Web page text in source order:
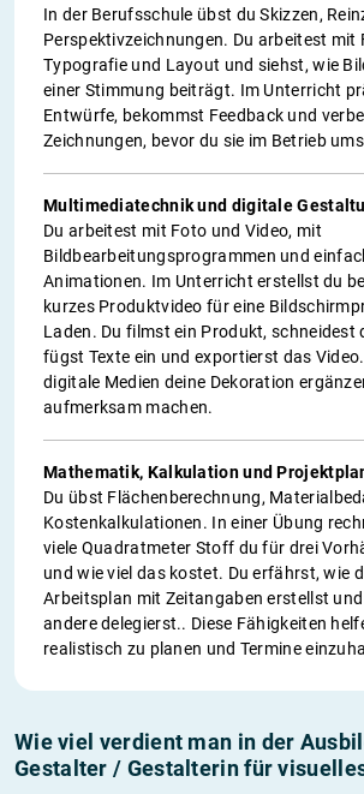
In der Berufsschule übst du Skizzen,
Perspektivzeichnungen. Du arbeitest mit
Typografie und Layout und siehst, wie
einer Stimmung beiträgt. Im Unterricht
Entwürfe, bekommst Feedback und
Zeichnungen, bevor du sie im Betrieb
Multimediatechnik und digitale
Du arbeitest mit Foto und Video, mit
Bildbearbeitungsprogrammen und
Animationen. Im Unterricht erstellst du
kurzes Produktvideo für eine
Laden. Du filmst ein Produkt, schneidest
fügst Texte ein und exportierst das
digitale Medien deine Dekoration
aufmerksam machen.
Mathematik, Kalkulation und
Du übst Flächenberechnung,
Kostenkalkulationen. In einer Übung
viele Quadratmeter Stoff du für drei
und wie viel das kostet. Du erfährst, wie
Arbeitsplan mit Zeitangaben erstellst
andere delegierst.. Diese Fähigkeiten
realistisch zu planen und Termine
Wie viel verdient man in der
Gestalter / Gestalterin für